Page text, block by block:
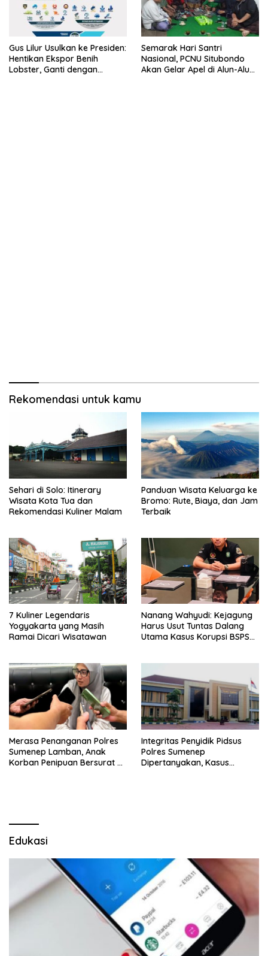
Gus Lilur Usulkan ke Presiden:
Hentikan Ekspor Benih
Lobster, Ganti dengan
Semarak Hari Santri
Nasional, PCNU Situbondo
Akan Gelar Apel di Alun-Alun
Rekomendasi untuk kamu
Sehari di Solo: Itinerary
Wisata Kota Tua dan
Rekomendasi Kuliner Malam
Panduan Wisata Keluarga ke
Bromo: Rute, Biaya, dan Jam
Terbaik
7 Kuliner Legendaris
Yogyakarta yang Masih
Ramai Dicari Wisatawan
Nanang Wahyudi: Kejagung
Harus Usut Tuntas Dalang
Utama Kasus Korupsi BSPS
Merasa Penanganan Polres
Sumenep Lamban, Anak
Korban Penipuan Bersurat ke
Integritas Penyidik Pidsus
Polres Sumenep
Dipertanyakan, Kasus
Edukasi